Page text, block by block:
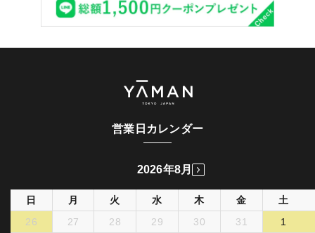
営業日カレンダー
2026年8月
日 月 火 水 木 金
土
26
27 28 29 30 31
1